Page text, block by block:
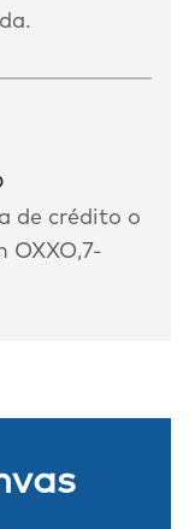
de crédito o
OXXO,7-